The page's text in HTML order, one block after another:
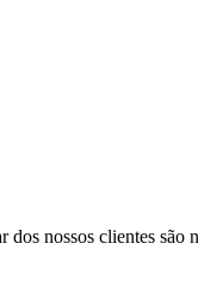
nossos clientes são